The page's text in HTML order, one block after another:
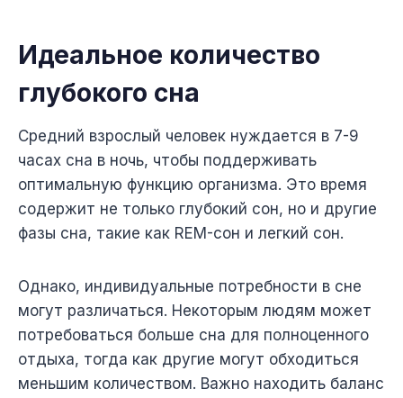
Идеальное количество
глубокого сна
Средний взрослый человек нуждается в 7-9
часах сна в ночь, чтобы поддерживать
оптимальную функцию организма. Это время
содержит не только глубокий сон, но и другие
фазы сна, такие как REM-сон и легкий сон.
Однако, индивидуальные потребности в сне
могут различаться. Некоторым людям может
потребоваться больше сна для полноценного
отдыха, тогда как другие могут обходиться
меньшим количеством. Важно находить баланс